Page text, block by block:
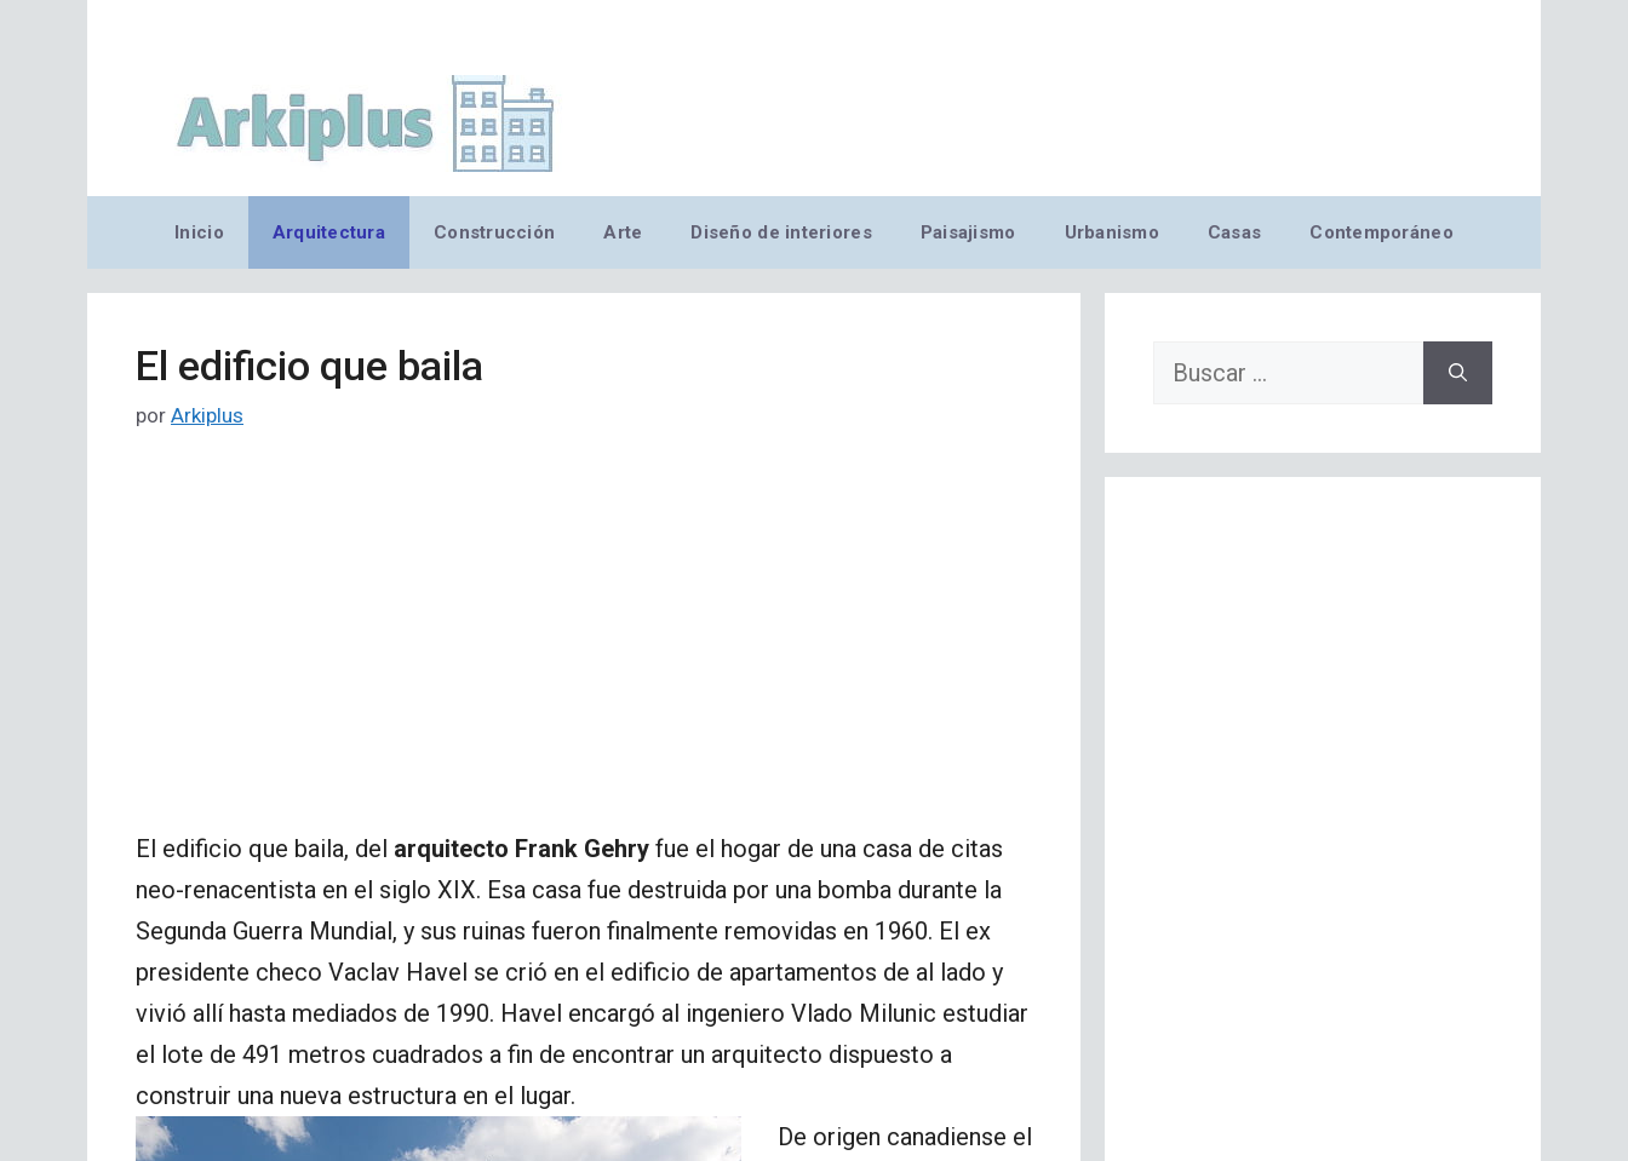
Inicio Arquitectura Construcción Arte Diseño de interiores Paisajismo Urbanismo Casas Contemporáneo
El edificio que baila
por Arkiplus
El edificio que baila, del arquitecto Frank Gehry fue el hogar de una casa de citas
neo-renacentista en el siglo XIX. Esa casa fue destruida por una bomba durante la
Segunda Guerra Mundial, y sus ruinas fueron finalmente removidas en 1960. El ex
presidente checo Vaclav Havel se crió en el edificio de apartamentos de al lado y
vivió allí hasta mediados de 1990. Havel encargó al ingeniero Vlado Milunic estudiar
el lote de 491 metros cuadrados a fin de encontrar un arquitecto dispuesto a
construir una nueva estructura en el lugar.
De origen canadiense el
Buscar: